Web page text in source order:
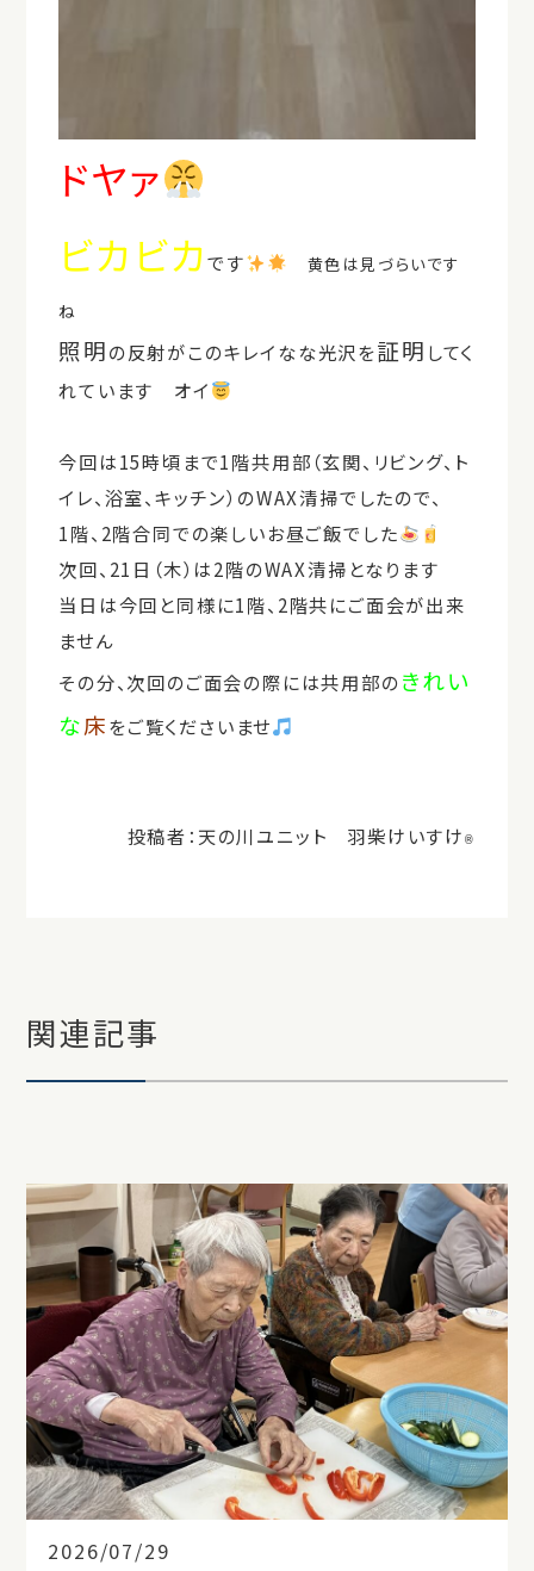
ドヤァ
ビカビカです 黄色は見づらいです
ね
照明の反射がこのキレイなな光沢を証明 してく
れています オイ
今回は15時頃まで1階共用部（玄関、リビング、ト
イレ、浴室、キッチン）のWAX清掃でしたので、
1階、2階合同での楽しいお昼ご飯でした
次回、21日（木）は2階のWAX清掃となります
当日は今回と同様に1階、2階共にご面会が出来
ません
その分、次回のご面会の際には共用部のきれい
な床をご覧くださいませ
投稿者：天の川ユニット 羽柴けいすけ ®
関連記事
2026/07/29